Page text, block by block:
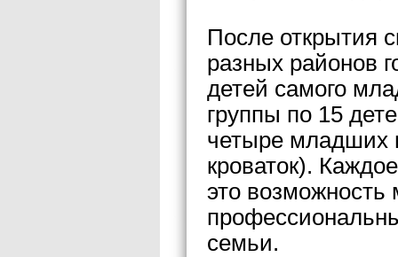
После открытия
разных районов
детей самого
группы по 15
четыре младших
кроваток).
это
семьи.